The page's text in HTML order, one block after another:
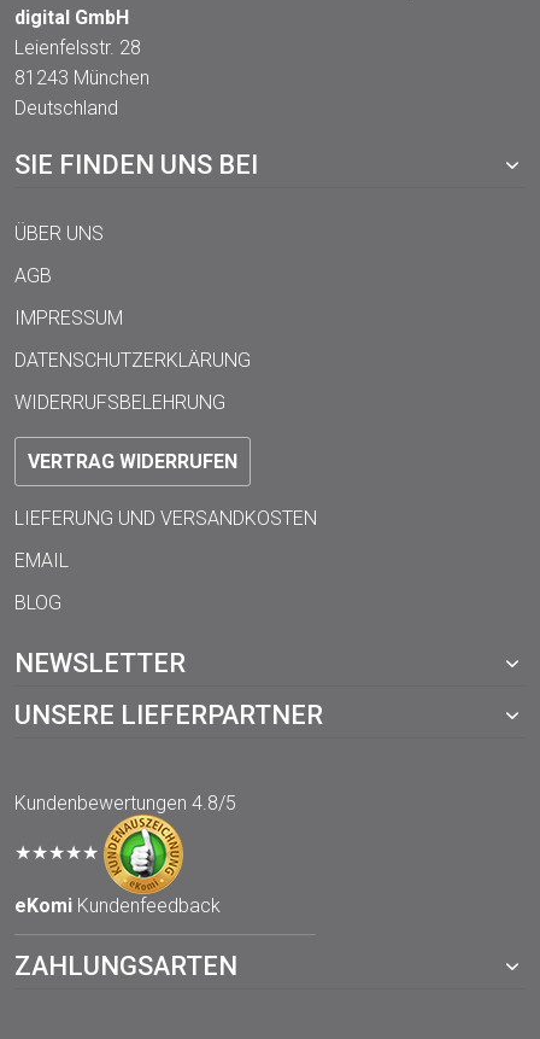
digital GmbH
Leienfelsstr. 28
81243 München
Deutschland
SIE FINDEN UNS BEI
ÜBER UNS
AGB
IMPRESSUM
DATENSCHUTZERKLÄRUNG
WIDERRUFSBELEHRUNG
VERTRAG WIDERRUFEN
LIEFERUNG UND VERSANDKOSTEN
EMAIL
BLOG
NEWSLETTER
UNSERE LIEFERPARTNER
Kundenbewertungen 4.8/5
★★★★★
eKomi Kundenfeedback
ZAHLUNGSARTEN